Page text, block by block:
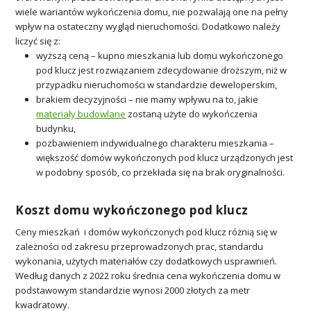
wiele wariantów wykończenia domu, nie pozwalają one na pełny
wpływ na ostateczny wygląd nieruchomości. Dodatkowo należy
liczyć się z:
wyższą ceną – kupno mieszkania lub domu wykończonego
pod klucz jest rozwiązaniem zdecydowanie droższym, niż w
przypadku nieruchomości w standardzie deweloperskim,
brakiem decyzyjności – nie mamy wpływu na to, jakie
materiały budowlane zostaną użyte do wykończenia
budynku,
pozbawieniem indywidualnego charakteru mieszkania –
większość domów wykończonych pod klucz urządzonych jest
w podobny sposób, co przekłada się na brak oryginalności.
Koszt domu wykończonego pod klucz
Ceny mieszkań i domów wykończonych pod klucz różnią się w
zależności od zakresu przeprowadzonych prac, standardu
wykonania, użytych materiałów czy dodatkowych usprawnień.
Według danych z 2022 roku średnia cena wykończenia domu w
podstawowym standardzie wynosi 2000 złotych za metr
kwadratowy.